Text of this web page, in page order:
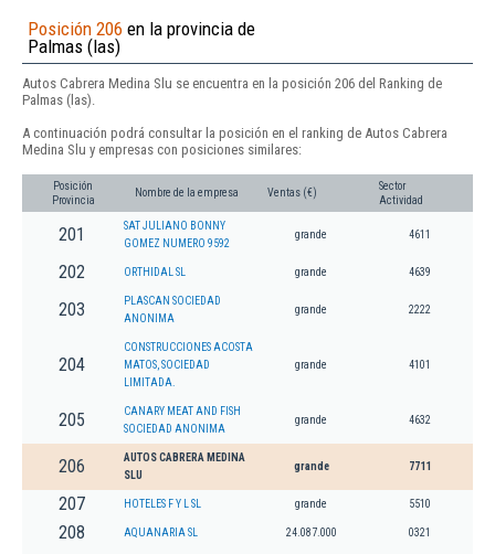
Posición 206 en la provincia de
Palmas (las)
Autos Cabrera Medina Slu se encuentra en la posición 206 del Ranking de
Palmas (las).
A continuación podrá consultar la posición en el ranking de Autos Cabrera
Medina Slu y empresas con posiciones similares:
Posición
Provincia
Nombre de la empresa Ventas (€)
Sector
Actividad
201
SAT JULIANO BONNY
GOMEZ NUMERO 9592
grande 4611
202 ORTHIDAL SL grande 4639
203
PLASCAN SOCIEDAD
ANONIMA
grande 2222
204
CONSTRUCCIONES ACOSTA
MATOS, SOCIEDAD
LIMITADA.
grande 4101
205
CANARY MEAT AND FISH
SOCIEDAD ANONIMA
grande 4632
206
AUTOS CABRERA MEDINA
SLU
grande 7711
207 HOTELES F Y L SL grande 5510
208 AQUANARIA SL 24.087.000 0321